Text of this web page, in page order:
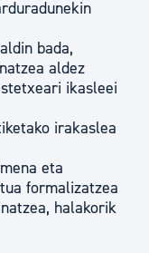
bada,
aldez
ikasleei
irakaslea
eta
formalizatzea
halakorik